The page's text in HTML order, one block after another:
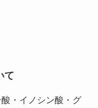
て
・イノシン酸・グ